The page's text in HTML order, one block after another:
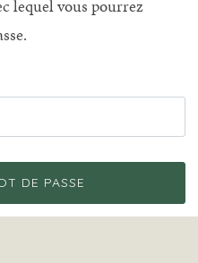
lequel vous pourrez
DE PASSE